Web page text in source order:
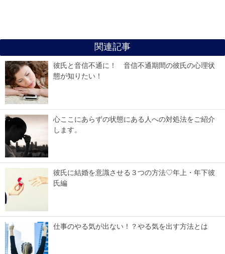
関連記事
彼氏と音信不通に！ 音信不通期間の彼氏の心理状
態が知りたい！
心ここにあらずの状態にある人への対処法をご紹介
します。
彼氏に結婚を意識させる３つの方法♡年上・年下彼
氏編
仕事のやる気が出ない！？やる気を出す方法とは